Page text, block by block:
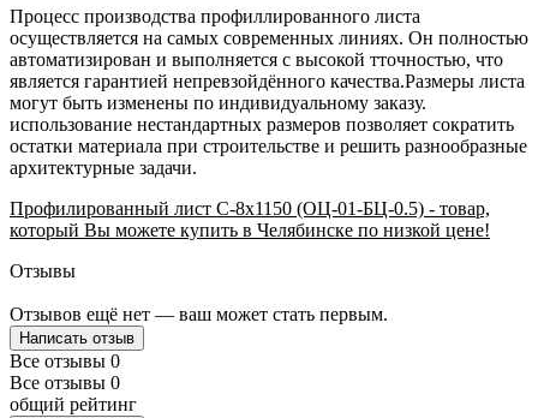
Процесс производства профиллированного листа
осуществляется на самых современных линиях. Он полностью
автоматизирован и выполняется с высокой тточностью, что
является гарантией непревзойдённого качества.Размеры листа
могут быть изменены по индивидуальному заказу.
использование нестандартных размеров позволяет сократить
остатки материала при строительстве и решить разнообразные
архитектурные задачи.
Профилированный лист С-8х1150 (ОЦ-01-БЦ-0.5) - товар,
который Вы можете купить в Челябинске по низкой цене!
Отзывы
Отзывов ещё нет — ваш может стать первым.
Написать отзыв
Все отзывы 0
Все отзывы 0
общий рейтинг